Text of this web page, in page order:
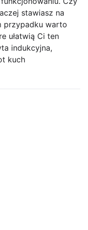
stawiasz na
przypadku warto
ułatwią Ci ten
indukcyjna,
kuch